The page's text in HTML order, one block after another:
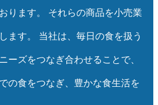
ります。 それらの商品を小売業
ます。 当社は、毎日の食を扱う
ーズをつなぎ合わせることで、
の食をつなぎ、豊かな食生活を